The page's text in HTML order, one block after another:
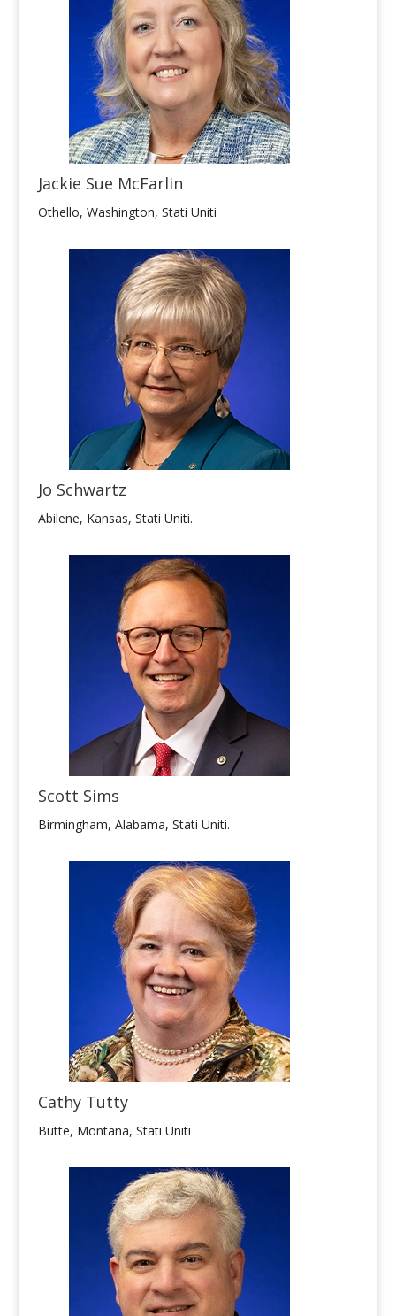
Jackie Sue McFarlin
Othello, Washington, Stati Uniti
Jo Schwartz
Abilene, Kansas, Stati Uniti.
Scott Sims
Birmingham, Alabama, Stati Uniti.
Cathy Tutty
Butte, Montana, Stati Uniti